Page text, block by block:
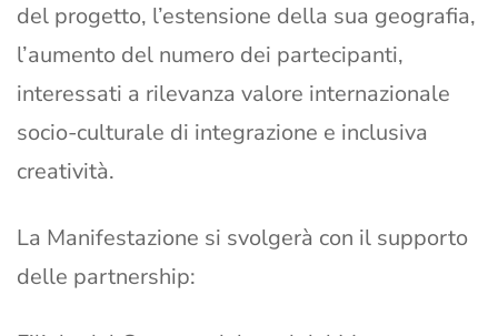
del progetto, l’estensione della sua geografia,
l’aumento del numero dei partecipanti,
interessati a rilevanza valore internazionale
socio-culturale di integrazione e inclusiva
creatività.
La Manifestazione si svolgerà con il supporto
delle partnership: